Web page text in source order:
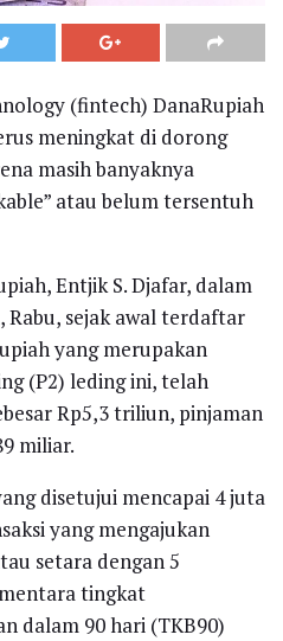
(fintech) DanaRupiah
meningkat di dorong
masih banyaknya
atau belum tersentuh
Entjik S. Djafar, dalam
sejak awal terdaftar
yang merupakan
(P2) leding ini, telah
Rp5,3 triliun, pinjaman
miliar.
disetujui mencapai 4 juta
yang mengajukan
setara dengan 5
tingkat
dalam 90 hari (TKB90)